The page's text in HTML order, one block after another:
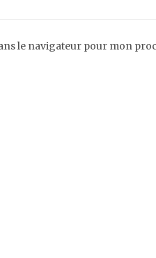
le navigateur pour mon